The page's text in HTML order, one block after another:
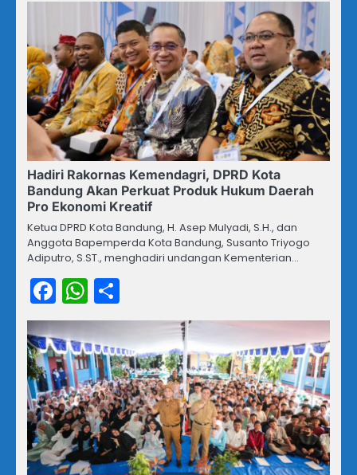
Hadiri Rakornas Kemendagri, DPRD Kota
Bandung Akan Perkuat Produk Hukum Daerah
Pro Ekonomi Kreatif
Ketua DPRD Kota Bandung, H. Asep Mulyadi, S.H., dan
Anggota Bapemperda Kota Bandung, Susanto Triyogo
Adiputro, S.ST., menghadiri undangan Kementerian…
Facebook
WhatsApp